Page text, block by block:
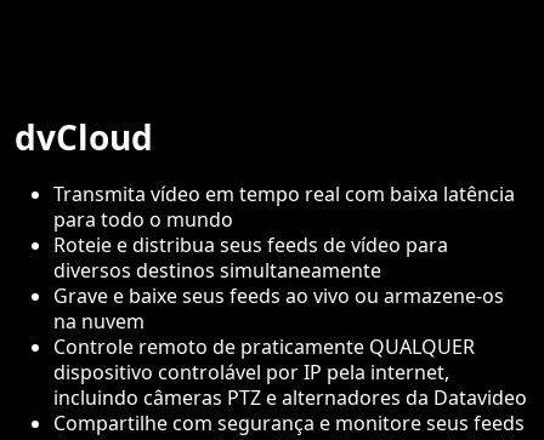
dvCloud
Transmita vídeo em tempo real com baixa latência
para todo o mundo
Roteie e distribua seus feeds de vídeo para
diversos destinos simultaneamente
Grave e baixe seus feeds ao vivo ou armazene-os
na nuvem
Controle remoto de praticamente QUALQUER
dispositivo controlável por IP pela internet,
incluindo câmeras PTZ e alternadores da Datavideo
Compartilhe com segurança e monitore seus feeds